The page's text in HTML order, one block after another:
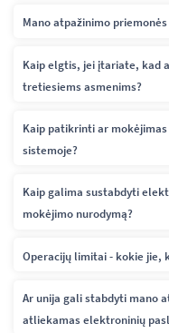
Mano atpažinimo
Kaip elgtis, jei įtariate, kad
tretiesiems asmenims?
Kaip patikrinti ar
sistemoje?
Kaip galima sustabdyti
mokėjimo nurodymą?
Operacijų limitai - kokie jie,
Ar unija gali stabdyti mano
atliekamas elektroninių